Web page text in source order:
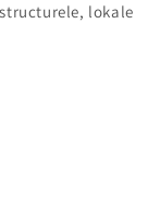
lokale